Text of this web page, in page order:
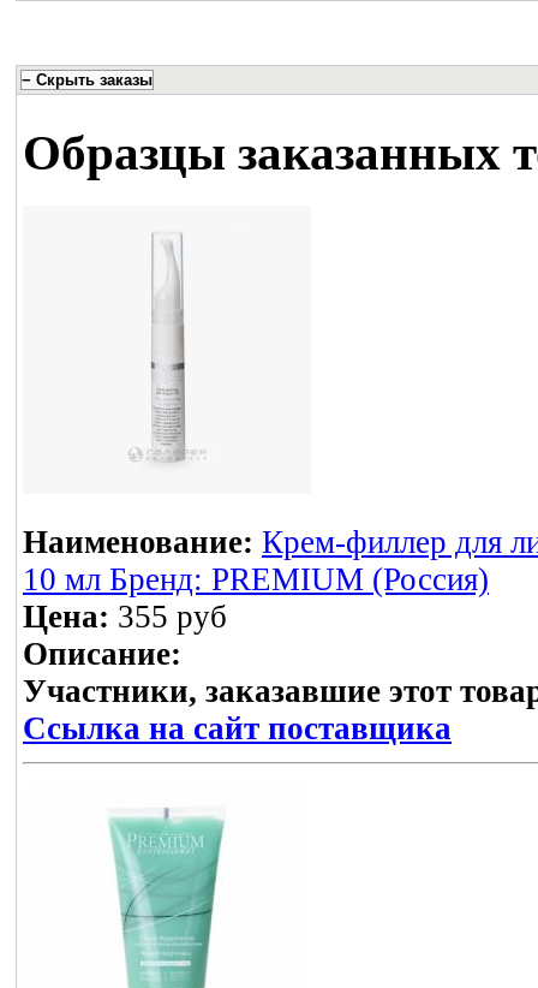
Образцы заказанных
Наименование: Крем-филлер для
10 мл Бренд: PREMIUM (Россия)
Цена: 355 руб
Описание:
Участники, заказавшие этот
Ссылка на сайт поставщика